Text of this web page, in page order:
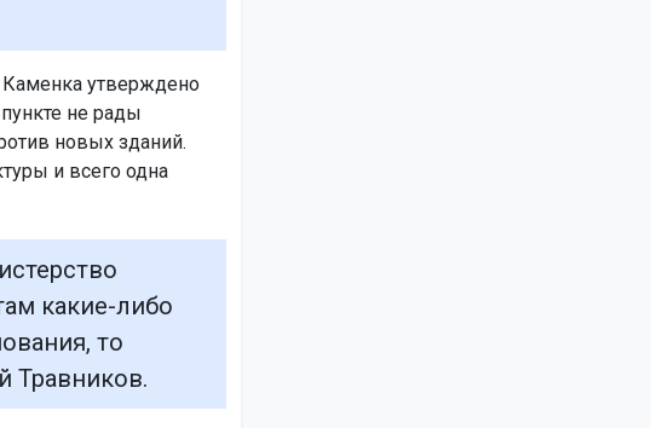
Каменка утверждено
не рады
новых зданий.
и всего одна
какие-либо
то
Травников.